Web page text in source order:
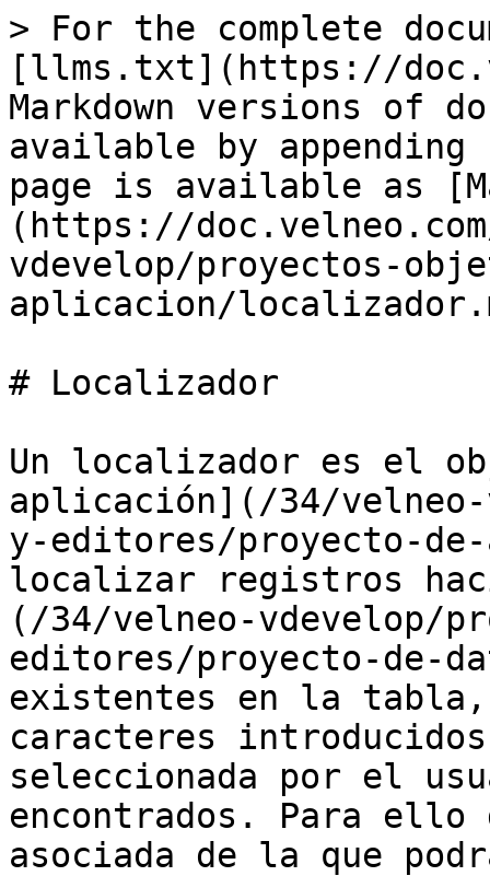
> For the complete
[llms.txt](https://
Markdown versions of
available by
page is available as
(https://
vdevelop/proyectos-
aplicacion/
# Localizador
Un localizador es el
aplicación](/34/
y-editores/proyecto-
localizar registros
(/34/velneo-vdevelop/
editores/proyecto-de-
existentes en la tabla,
caracteres
seleccionada por el
encontrados. Para ello
asociada de la que